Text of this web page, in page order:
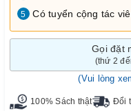
5 Có tuyển cộng tác
Gọi đặt
(thứ 2
(Vui lòng
100% Sách thật Đổi